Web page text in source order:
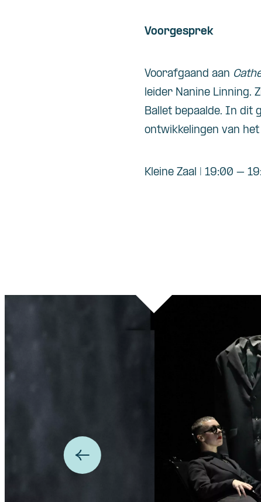
Voorgesprek
Voorafgaand aan
leider Nanine Linning.
Ballet bepaalde. In dit
ontwikkelingen van het
Kleine Zaal | 19:00 –